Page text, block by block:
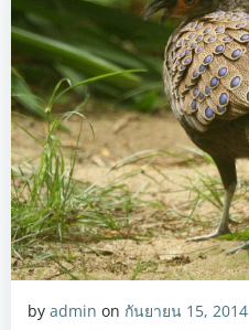
by admin on กันยายน 15, 2014